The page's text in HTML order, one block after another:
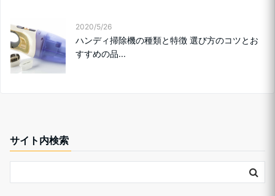
2020/5/26
ハンディ掃除機の種類と特徴 選び方のコツとお
すすめの品...
サイト内検索